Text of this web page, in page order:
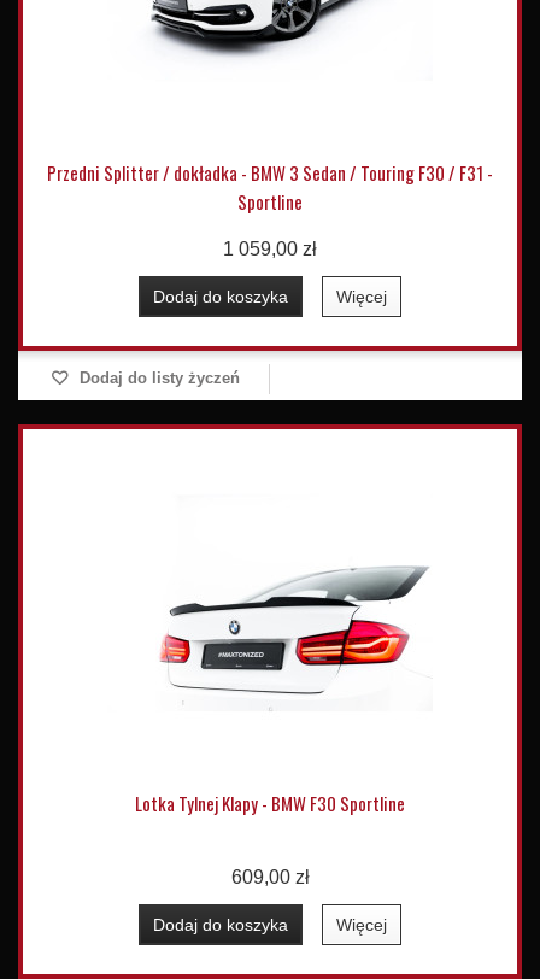
Przedni Splitter / dokładka - BMW 3 Sedan / Touring F30 / F31 -
Sportline
1 059,00 zł
Dodaj do koszyka Więcej
Dodaj do listy życzeń
Lotka Tylnej Klapy - BMW F30 Sportline
609,00 zł
Dodaj do koszyka Więcej